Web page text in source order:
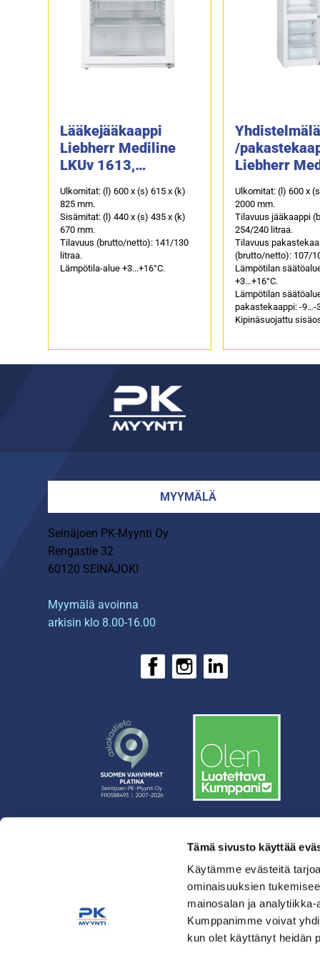
Tämä sivusto käyttää
Käytämme evästeitä
ominaisuuksien
mainosalan ja
Kumppanimme voivat
kun olet käyttänyt heidän
Lääkejääkaappi
Liebherr Mediline
LKUv 1613,
Ulkomitat: (l) 600 x (s) 615 x (k)
825 mm.
Sisämitat: (l) 440 x (s) 435 x (k)
670 mm.
Tilavuus (brutto/netto): 141/130
litraa.
Lämpötila-alue +3...+16°C.
/
Liebherr
sisäosa)
Ulkomitat: (l) 600 x
2000 mm.
Tilavuus jääkaappi
254/240 litraa.
Tilavuus
(brutto/netto): 107/
Lämpötilan
+3…+16°C.
Lämpötilan
pakastekaappi: -9…-
Kipinäsuojattu
MYYMÄLÄ
Seinäjoen PK-Myynti Oy
Rengastie 32
60120 SEINÄJOKI
Myymälä avoinna
arkisin klo 8.00-16.00
› Yritys
› Yhteystiedot